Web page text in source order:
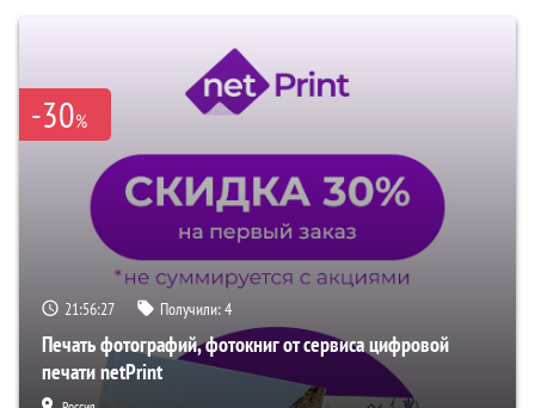
-30%
21:56:26 Получили:4
Печать фотографий, фотокниг от сервиса цифровой
печати netPrint